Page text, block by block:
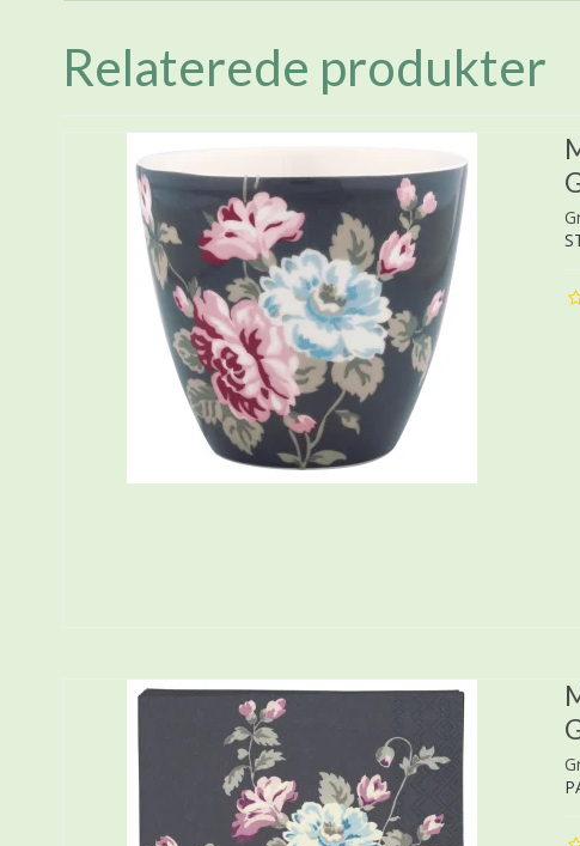
Relaterede produkter